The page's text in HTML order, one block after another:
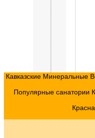
Кавказские Минеральные
Популярные санатории